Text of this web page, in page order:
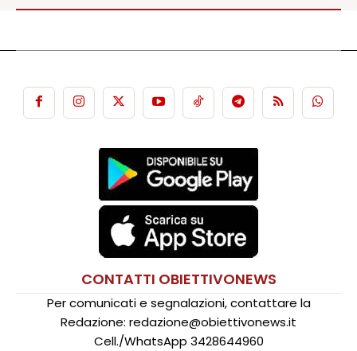
CONTATTI OBIETTIVONEWS
Per comunicati e segnalazioni, contattare la
Redazione: redazione@obiettivonews.it
Cell./WhatsApp 3428644960